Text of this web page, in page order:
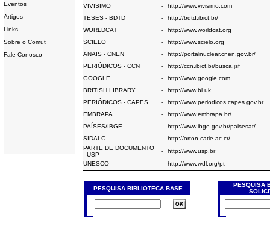
Eventos
Artigos
Links
Sobre o Comut
Fale Conosco
VIVISIMO
-
http://www.vivisimo.com
TESES - BDTD
-
http://bdtd.ibict.br/
WORLDCAT
-
http://www.worldcat.org
SCIELO
-
http://www.scielo.org
ANAIS - CNEN
-
http://portalnuclear.cnen.gov.br/
PERIÓDICOS - CCN
-
http://ccn.ibict.br/busca.jsf
GOOGLE
-
http://www.google.com
BRITISH LIBRARY
-
http://www.bl.uk
PERIÓDICOS - CAPES
-
http://www.periodicos.capes.gov.br
EMBRAPA
-
http://www.embrapa.br/
PAÍSES/IBGE
-
http://www.ibge.gov.br/paisesat/
SIDALC
-
http://orton.catie.ac.cr/
PARTE DE DOCUMENTO
- USP
-
http://www.usp.br
UNESCO
- http://www.wdl.org/pt
PESQUISA BIBLIOTECA BASE
PESQUISA